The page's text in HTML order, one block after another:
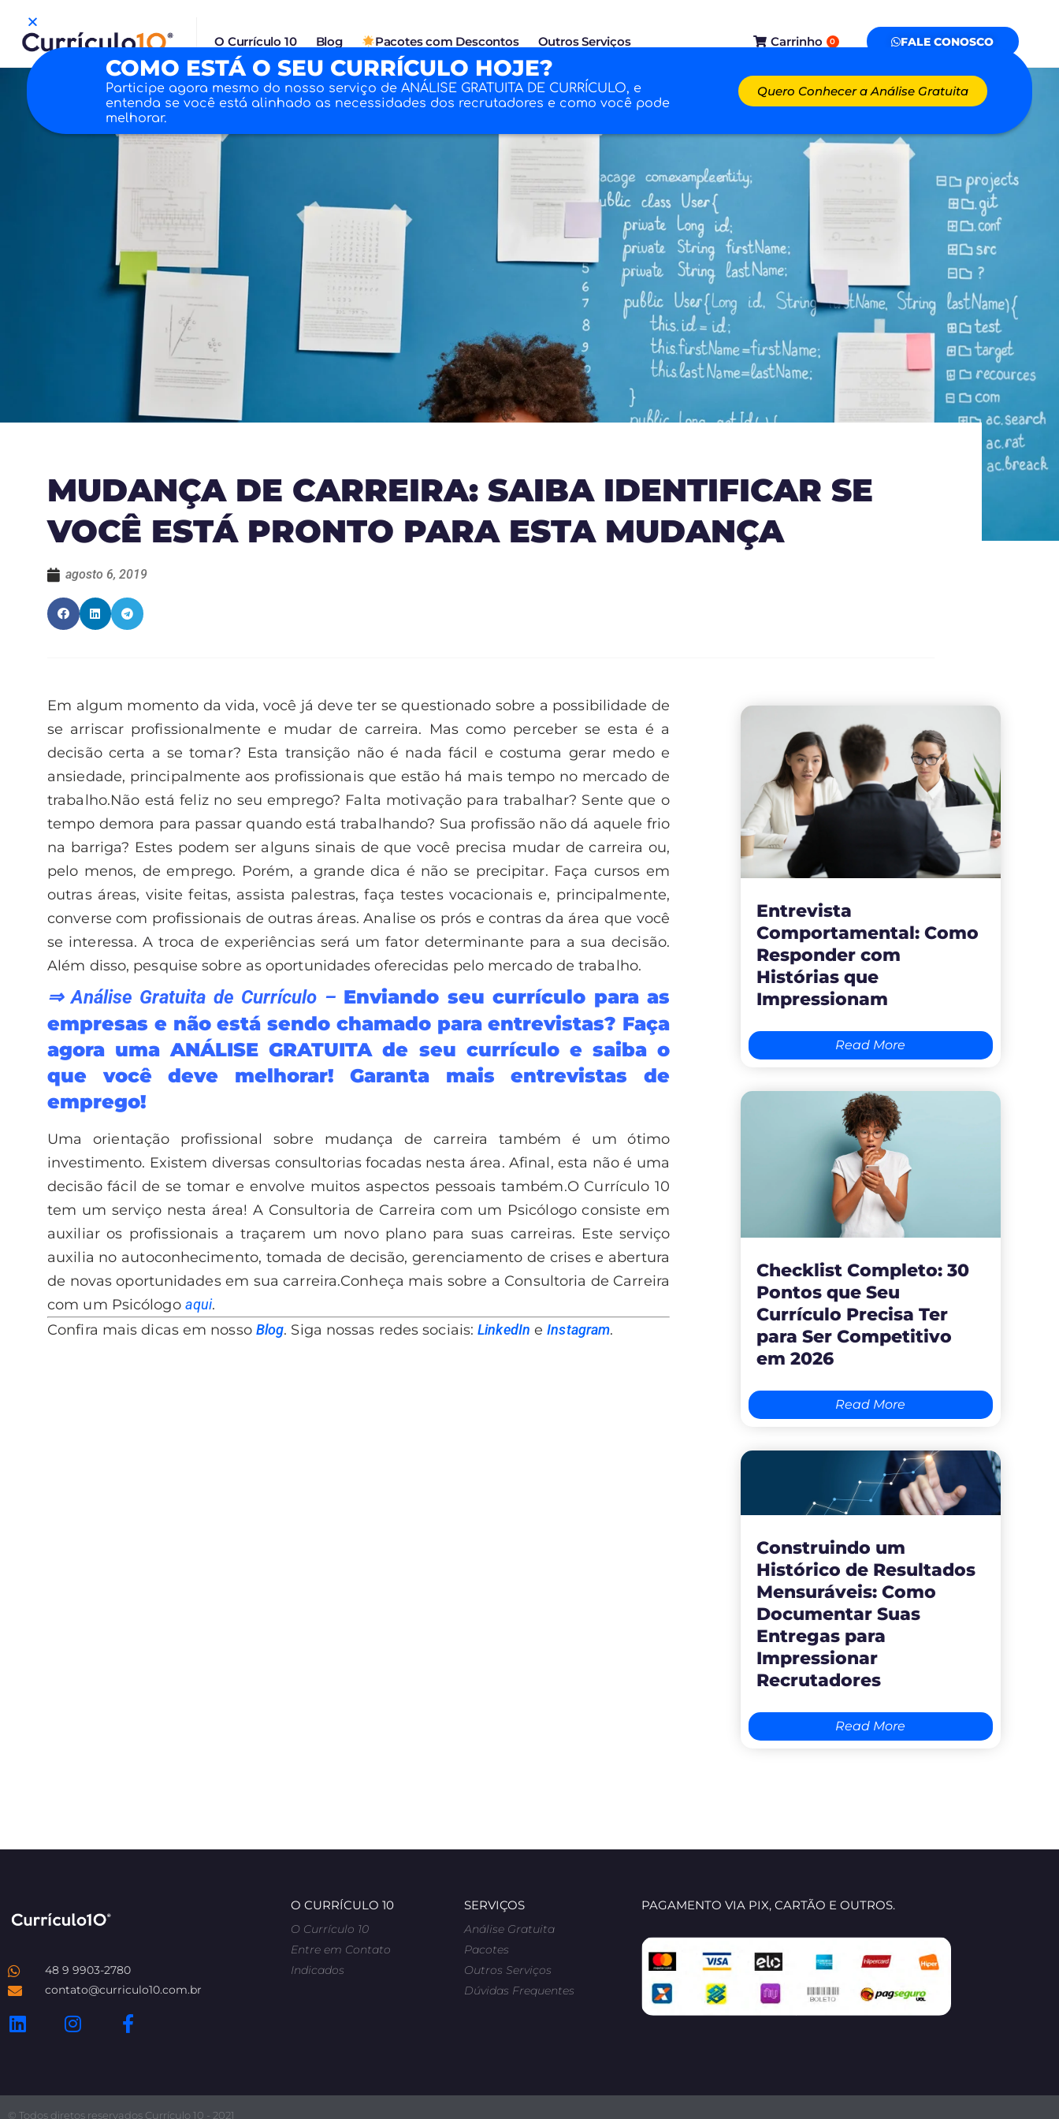
O Currículo 10 Blog Pacotes com Descontos Outros Serviços Carrinho 0 FALE CONOSCO
MUDANÇA DE CARREIRA: SAIBA IDENTIFICAR SE
VOCÊ ESTÁ PRONTO PARA ESTA MUDANÇA
agosto 6, 2019
Em algum momento da vida, você já deve ter se questionado sobre a possibilidade de
se arriscar profissionalmente e mudar de carreira. Mas como perceber se esta é a
decisão certa a se tomar? Esta transição não é nada fácil e costuma gerar medo e
ansiedade, principalmente aos profissionais que estão há mais tempo no mercado de
trabalho.Não está feliz no seu emprego? Falta motivação para trabalhar? Sente que o
tempo demora para passar quando está trabalhando? Sua profissão não dá aquele frio
na barriga? Estes podem ser alguns sinais de que você precisa mudar de carreira ou,
pelo menos, de emprego. Porém, a grande dica é não se precipitar. Faça cursos em
outras áreas, visite feitas, assista palestras, faça testes vocacionais e, principalmente,
converse com profissionais de outras áreas. Analise os prós e contras da área que você
se interessa. A troca de experiências será um fator determinante para a sua decisão.
Além disso, pesquise sobre as oportunidades oferecidas pelo mercado de trabalho.
⇒ Análise Gratuita de Currículo – Enviando seu currículo para as
empresas e não está sendo chamado para entrevistas? Faça
agora uma ANÁLISE GRATUITA de seu currículo e saiba o
que você deve melhorar! Garanta mais entrevistas de
emprego!
Uma orientação profissional sobre mudança de carreira também é um ótimo
investimento. Existem diversas consultorias focadas nesta área. Afinal, esta não é uma
decisão fácil de se tomar e envolve muitos aspectos pessoais também.O Currículo 10
tem um serviço nesta área! A Consultoria de Carreira com um Psicólogo consiste em
auxiliar os profissionais a traçarem um novo plano para suas carreiras. Este serviço
auxilia no autoconhecimento, tomada de decisão, gerenciamento de crises e abertura
de novas oportunidades em sua carreira.Conheça mais sobre a Consultoria de Carreira
com um Psicólogo aqui.
Confira mais dicas em nosso Blog. Siga nossas redes sociais:LinkedIn eInstagram.
Entrevista
Comportamental: Como
Responder com
Histórias que
Impressionam
Read More
Checklist Completo: 30
Pontos que Seu
Currículo Precisa Ter
para Ser Competitivo
em 2026
Read More
Construindo um
Histórico de Resultados
Mensuráveis: Como
Documentar Suas
Entregas para
Impressionar
Recrutadores
Read More
48 9 9903-2780
contato@curriculo10.com.br
O CURRÍCULO 10
O Currículo 10
Entre em Contato
Indicados
SERVIÇOS
Análise Gratuita
Pacotes
Outros Serviços
Dúvidas Frequentes
PAGAMENTO VIA PIX, CARTÃO E OUTROS.
© Todos diretos reservados Currículo 10 - 2021
COMO ESTÁ O SEU CURRÍCULO HOJE?
Participe agora mesmo do nosso serviço de ANÁLISE GRATUITA DE CURRÍCULO, e
entenda se você está alinhado as necessidades dos recrutadores e como você pode
melhorar.
Quero Conhecer a Análise Gratuita